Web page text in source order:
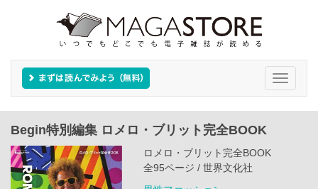
Toggle
Begin特別編集 ロメロ・ブリット完全BOOK
ロメロ・ブリット完全BOOK
全95ページ / 世界文化社